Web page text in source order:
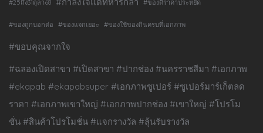
#25ถึง31ตุลา68 #ของดีราคาประหยัด
#ของถูกบอกต่อ #ของแจกเยอะ #ของใช้ของกินครบที่เอกภาพ
#ขอบคุณจากใจ
#ฉลองเปิดสาขา #เปิดสาขา #ปากช่อง #นครราชสีมา #เอกภาพ
#ekapab #ekapabsuper #เอกภาพซูเปอร์ #ซูเปอร์มาร์เก็ตลด
ราคา #เอกภาพเขาใหญ่ #เอกภาพปากช่อง #เขาใหญ่ #โปรโม
ชั่น #สินค้าโปรโมชั่น #แจกรางวัล #ลุ้นรับรางวัล